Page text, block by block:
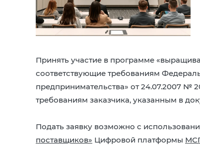
Принять участие в программе
соответствующие требованиям
предпринимательства» от 24.07.2007
требованиям заказчика, указанным в
Подать заявку возможно с
поставщиков» Цифровой платформы